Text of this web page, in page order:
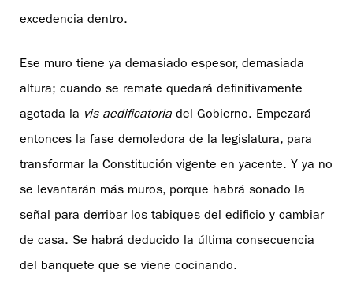
excedencia dentro.
Ese muro tiene ya demasiado espesor, demasiada
altura; cuando se remate quedará definitivamente
agotada la vis aedificatoria del Gobierno. Empezará
entonces la fase demoledora de la legislatura, para
transformar la Constitución vigente en yacente. Y ya no
se levantarán más muros, porque habrá sonado la
señal para derribar los tabiques del edificio y cambiar
de casa. Se habrá deducido la última consecuencia
del banquete que se viene cocinando.